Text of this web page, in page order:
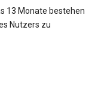
13 Monate bestehen
Nutzers zu